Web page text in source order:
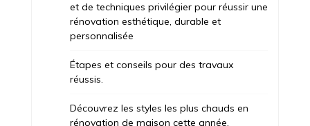
et de techniques privilégier pour réussir une
rénovation esthétique, durable et
personnalisée
Étapes et conseils pour des travaux
réussis.
Découvrez les styles les plus chauds en
rénovation de maison cette année.